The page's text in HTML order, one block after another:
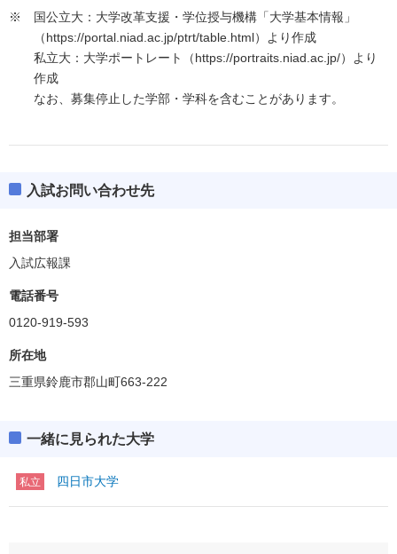
国公立大：大学改革支援・学位授与機構「大学基本情報」
（https://portal.niad.ac.jp/ptrt/table.html）より作成
私立大：大学ポートレート（https://portraits.niad.ac.jp/）より
作成
なお、募集停止した学部・学科を含むことがあります。
入試お問い合わせ先
担当部署
入試広報課
電話番号
0120-919-593
所在地
三重県鈴鹿市郡山町663-222
一緒に見られた大学
私立 四日市大学